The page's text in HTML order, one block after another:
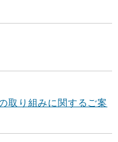
取り組みに関するご案